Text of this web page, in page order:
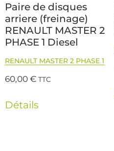
Paire de disques
arriere (freinage)
RENAULT MASTER 2
PHASE 1 Diesel
RENAULT MASTER 2 PHASE 1
60,00€ TTC
Détails